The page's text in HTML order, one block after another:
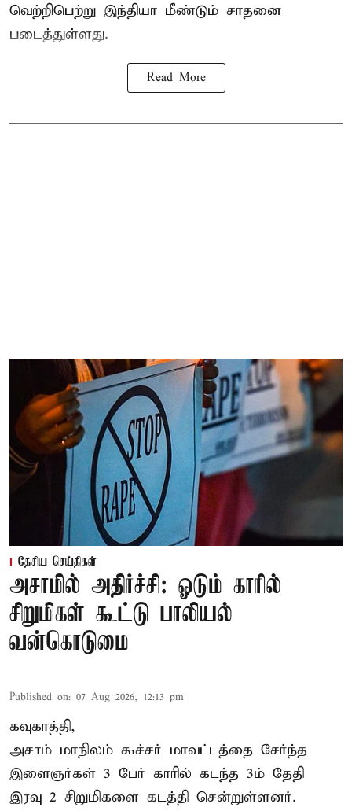
வெற்றிபெற்று இந்தியா மீண்டும் சாதனை
படைத்துள்ளது.
Read More
தேசிய செய்திகள்
அசாமில் அதிர்ச்சி: ஓடும் காரில்
சிறுமிகள் கூட்டு பாலியல்
வன்கொடுமை
Published on: 07 Aug 2026, 12:13 pm
கவுகாத்தி,
அசாம் மாநிலம் கூச்சர் மாவட்டத்தை சேர்ந்த
இளைஞர்கள் 3 பேர் காரில் கடந்த 3ம் தேதி
இரவு 2 சிறுமிகளை கடத்தி சென்றுள்ளனர்.